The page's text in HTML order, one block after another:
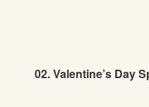
02. Valentine’s Day